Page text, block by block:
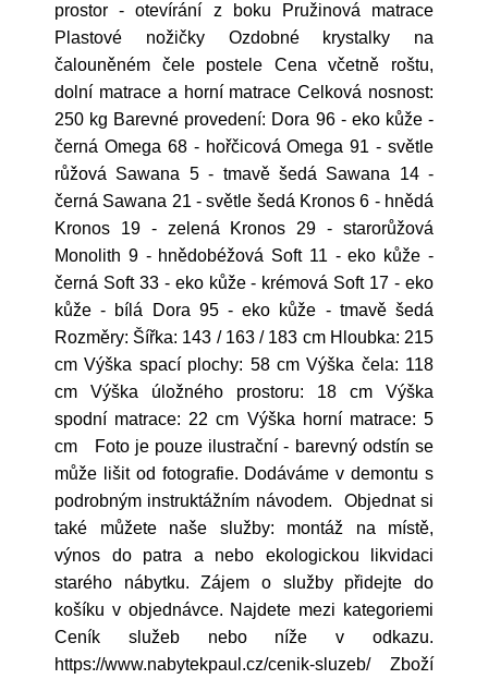
prostor - otevírání z boku Pružinová matrace
Plastové nožičky Ozdobné krystalky na
čalouněném čele postele Cena včetně roštu,
dolní matrace a horní matrace Celková nosnost:
250 kg Barevné provedení: Dora 96 - eko kůže -
černá Omega 68 - hořčicová Omega 91 - světle
růžová Sawana 5 - tmavě šedá Sawana 14 -
černá Sawana 21 - světle šedá Kronos 6 - hnědá
Kronos 19 - zelená Kronos 29 - starorůžová
Monolith 9 - hnědobéžová Soft 11 - eko kůže -
černá Soft 33 - eko kůže - krémová Soft 17 - eko
kůže - bílá Dora 95 - eko kůže - tmavě šedá
Rozměry: Šířka: 143 / 163 / 183 cm Hloubka: 215
cm Výška spací plochy: 58 cm Výška čela: 118
cm Výška úložného prostoru: 18 cm Výška
spodní matrace: 22 cm Výška horní matrace: 5
cm Foto je pouze ilustrační - barevný odstín se
může lišit od fotografie. Dodáváme v demontu s
podrobným instruktážním návodem. Objednat si
také můžete naše služby: montáž na místě,
výnos do patra a nebo ekologickou likvidaci
starého nábytku. Zájem o služby přidejte do
košíku v objednávce. Najdete mezi kategoriemi
Ceník služeb nebo níže v odkazu.
https://www.nabytekpaul.cz/cenik-sluzeb/ Zboží